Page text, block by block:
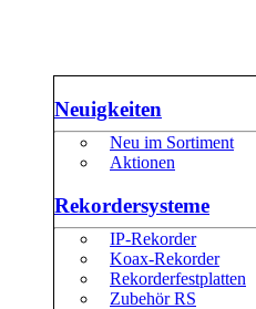
Neuigkeiten
Neu im Sortiment
Aktionen
Rekordersysteme
IP-Rekorder
Koax-Rekorder
Rekorderfestplatten
Zubehör RS